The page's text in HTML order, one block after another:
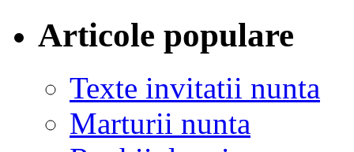
Articole populare
Texte invitatii nunta
Marturii nunta